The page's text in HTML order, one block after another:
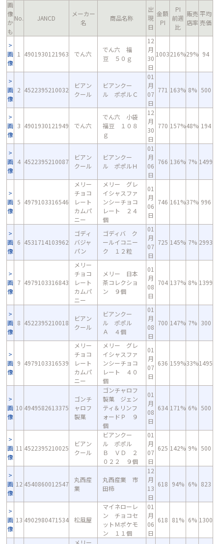
画
像
か
も
No. JANCD
メーカー
名
商品名称
出
現
日
金額
PI
PI
前週
比
販売
店率
平均
売価
画
像
1 4901930121963 でん六
でん六 福
豆 ５０ｇ
12
月
30
日
1003216%29% 94
画
像
2 4522395210032
ビアン
クール
ビアンクー
ル ポポルＣ
01
月
07
日
771 163% 8% 500
画
像
3 4901930121949 でん六
でん六 小袋
福豆 １０８
ｇ
12
月
30
日
770 157%48% 194
画
像
4 4522395210087
ビアン
クール
ビアンクー
ル ポポルＨ
01
月
06
日
766 136% 7% 1499
画
像
5 4979103316546
メリー
チョコ
レート
カムパ
ニー
メリー グレ
イシャスファ
ンシーチョコ
レート ２４
個
01
月
06
日
746 161%37% 996
画
像
6 4531714103962
ゴディ
バジャ
パン
ゴディバ ク
ールイコニー
ク １２粒
01
月
07
日
725 145% 7% 2993
画
像
7 4979103316843
メリー
チョコ
レート
カムパ
ニー
メリー 日本
茶コレクショ
ン ９個
01
月
08
日
704 137% 8% 1399
画
像
8 4522395210018
ビアン
クール
ビアンクー
ル ポポル
Ａ ４個
01
月
08
日
700 147% 7% 300
画
像
9 4979103316539
メリー
チョコ
レート
カムパ
ニー
メリー グレ
イシャスファ
ンシーチョコ
レート ４０
個
01
月
07
日
636 159%33%1495
画
像
10 4949582613375
ゴンチ
ャロフ
製菓
ゴンチャロフ
製菓 ジェン
ティ＆リンフ
ォードＰ ９
個
01
月
08
日
634 171% 6% 500
画
像
11 4522395210025
ビアン
クール
ビアンクー
ル ポポル
Ｂ ＶＤ ２
０２２ ９個
01
月
07
日
625 142% 9% 500
画
像
12 4540860012547
丸西産
業
丸西産業 市
田柿
12
月
13
日
618 94% 6% 823
画
像
13 4902980471534 松風屋
マイネローレ
ン チョコセ
ットＭポケモ
ン １１個
01
月
06
日
618 81% 6% 1300
メリー